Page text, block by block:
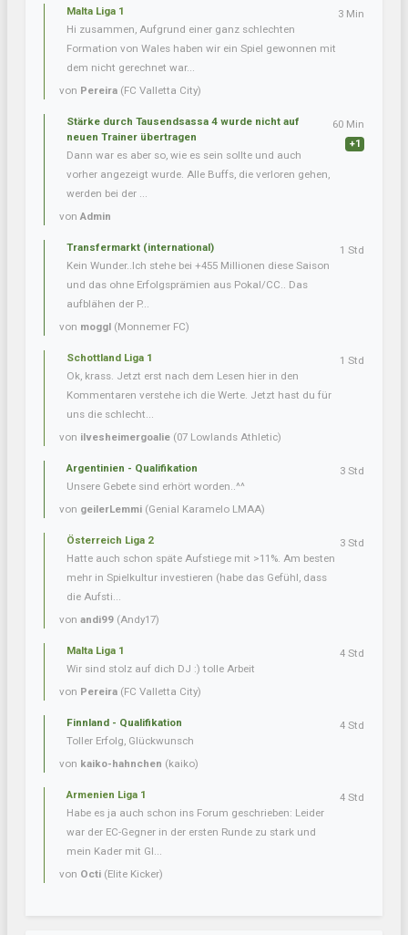
Malta Liga 1
Hi zusammen, Aufgrund einer ganz schlechten
Formation von Wales haben wir ein Spiel gewonnen mit
dem nicht gerechnet war...
von Pereira (FC Valletta City)
3 Min
Stärke durch Tausendsassa 4 wurde nicht auf
neuen Trainer übertragen
Dann war es aber so, wie es sein sollte und auch
vorher angezeigt wurde. Alle Buffs, die verloren gehen,
werden bei der ...
vonAdmin
60 Min
+1
Transfermarkt (international)
Kein Wunder..Ich stehe bei +455 Millionen diese Saison
und das ohne Erfolgsprämien aus Pokal/CC.. Das
aufblähen der P...
von moggl (Monnemer FC)
1 Std
Schottland Liga 1
Ok, krass. Jetzt erst nach dem Lesen hier in den
Kommentaren verstehe ich die Werte. Jetzt hast du für
uns die schlecht...
von ilvesheimergoalie (07 Lowlands Athletic)
1 Std
Argentinien - Qualifikation
Unsere Gebete sind erhört worden..^^
von geilerLemmi (Genial Karamelo LMAA)
3 Std
Österreich Liga 2
Hatte auch schon späte Aufstiege mit >11%. Am besten
mehr in Spielkultur investieren (habe das Gefühl, dass
die Aufsti...
von andi99 (Andy17)
3 Std
Malta Liga 1
Wir sind stolz auf dich DJ :) tolle Arbeit
von Pereira (FC Valletta City)
4 Std
Finnland - Qualifikation
Toller Erfolg, Glückwunsch
von kaiko-hahnchen (kaiko)
4 Std
Armenien Liga 1
Habe es ja auch schon ins Forum geschrieben: Leider
war der EC-Gegner in der ersten Runde zu stark und
mein Kader mit Gl...
von Octi (Elite Kicker)
4 Std